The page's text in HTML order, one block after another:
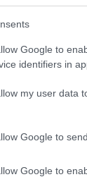
Google to
identifiers in
my user data
Google to
Google to